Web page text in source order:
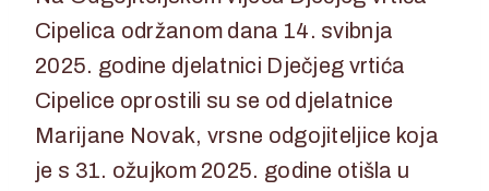
Cipelica održanom dana 14. svibnja
2025. godine djelatnici Dječjeg vrtića
Cipelice oprostili su se od djelatnice
Marijane Novak, vrsne odgojiteljice koja
je s 31. ožujkom 2025. godine otišla u